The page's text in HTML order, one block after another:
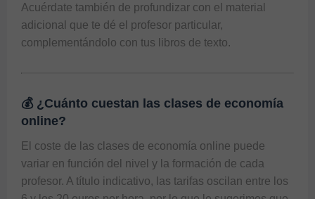
Acuérdate también de profundizar con el material
adicional que te dé el profesor particular,
💰 ¿Cuánto cuestan las clases de economía
online?
El coste de las clases de economía online puede
variar en función del nivel y la formación de cada
profesor. A título indicativo, las tarifas oscilan entre los